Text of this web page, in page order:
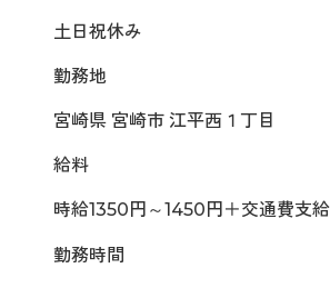
土日祝休み
勤務地
宮崎県 宮崎市 江平西１丁目
給料
時給1350円～1450円＋交通費支給
勤務時間